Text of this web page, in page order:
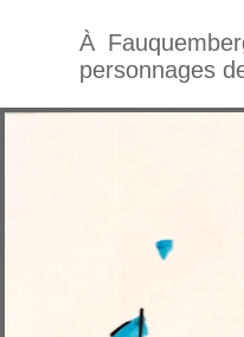
À
personnages